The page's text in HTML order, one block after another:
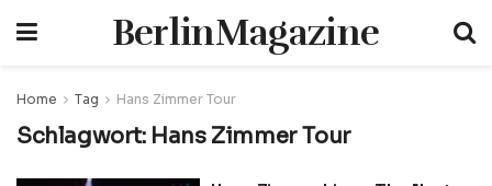
BerlinMagazine
Home Tag Hans Zimmer Tour
Schlagwort: Hans Zimmer Tour